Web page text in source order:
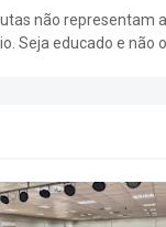
não representam
Seja educado e não